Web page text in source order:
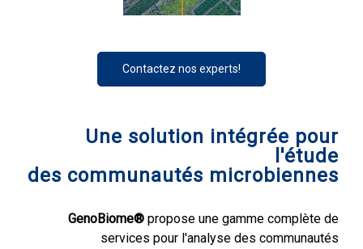
Contactez nos experts!
Une solution intégrée pour
l'étude
des communautés microbiennes
GenoBiome® propose une gamme complète de
services pour l'analyse des communautés